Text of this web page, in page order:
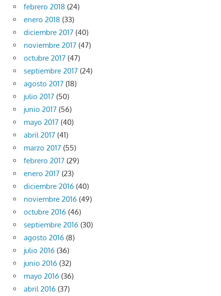
febrero 2018 (24)
enero 2018 (33)
diciembre 2017 (40)
noviembre 2017 (47)
octubre 2017 (47)
septiembre 2017 (24)
agosto 2017 (18)
julio 2017 (50)
junio 2017 (56)
mayo 2017 (40)
abril 2017 (41)
marzo 2017 (55)
febrero 2017 (29)
enero 2017 (23)
diciembre 2016 (40)
noviembre 2016 (49)
octubre 2016 (46)
septiembre 2016 (30)
agosto 2016 (8)
julio 2016 (36)
junio 2016 (32)
mayo 2016 (36)
abril 2016 (37)